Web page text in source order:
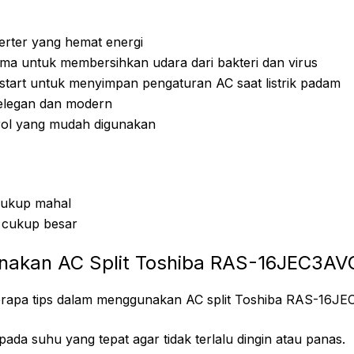
yang hemat energi
untuk membersihkan udara dari bakteri dan virus
untuk menyimpan pengaturan AC saat listrik padam
dan modern
yang mudah digunakan
mahal
besar
AC Split Toshiba RAS-
tips dalam menggunakan AC split Toshiba RAS-
suhu yang tepat agar tidak terlalu dingin atau panas.